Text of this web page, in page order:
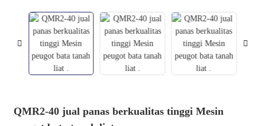
QMR2-40 jual panas berkualitas tinggi Mesin